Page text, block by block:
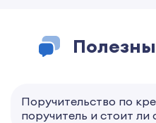
Поручительство по
поручитель и стоит ли